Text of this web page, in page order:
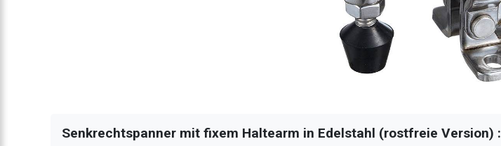
Senkrechtspanner mit fixem Haltearm in Edelstahl (rostfreie Version) :